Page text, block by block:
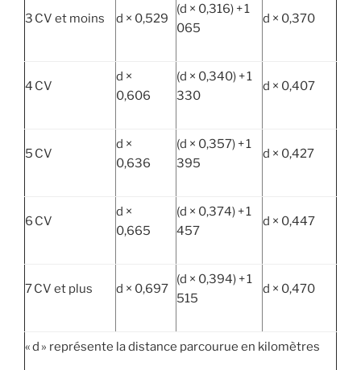
3 CV et moins d × 0,529
(d × 0,316) + 1
065
d × 0,370
4 CV
d ×
0,606
(d × 0,340) + 1
330
d × 0,407
5 CV
d ×
0,636
(d × 0,357) + 1
395
d × 0,427
6 CV
d ×
0,665
(d × 0,374) + 1
457
d × 0,447
7 CV et plus d × 0,697
(d × 0,394) + 1
515
d × 0,470
« d » représente la distance parcourue en kilomètres